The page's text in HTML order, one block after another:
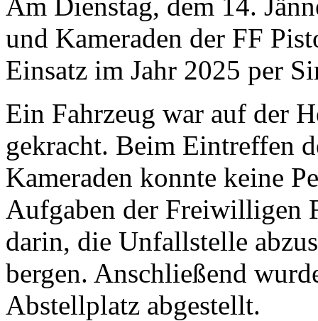
und Kameraden der FF
Einsatz im Jahr 2025 per
Ein Fahrzeug war auf der
gekracht. Beim Eintreffen
Kameraden konnte keine
Aufgaben der Freiwilligen
darin, die Unfallstelle
bergen. Anschließend
Abstellplatz abgestellt.